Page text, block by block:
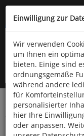
Kompletten Head
Startseite Bücher
Kraft und
Einwilligung zur
Wir verwenden
um Ihnen ein
bieten. Einige sind
ordnungsgemäße
während andere
für
personalisierter
hier Ihre
oder anpassen.